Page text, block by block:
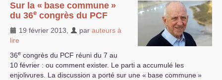
Sur la « base commune »
du 36e congrès du PCF
19 février 2013 par auteurs à
lire
36e congrès du PCF réuni du 7 au
10 février : ou comment exister. Le parti a accumulé les
enjolivures. La discussion a porté sur une « base commune»